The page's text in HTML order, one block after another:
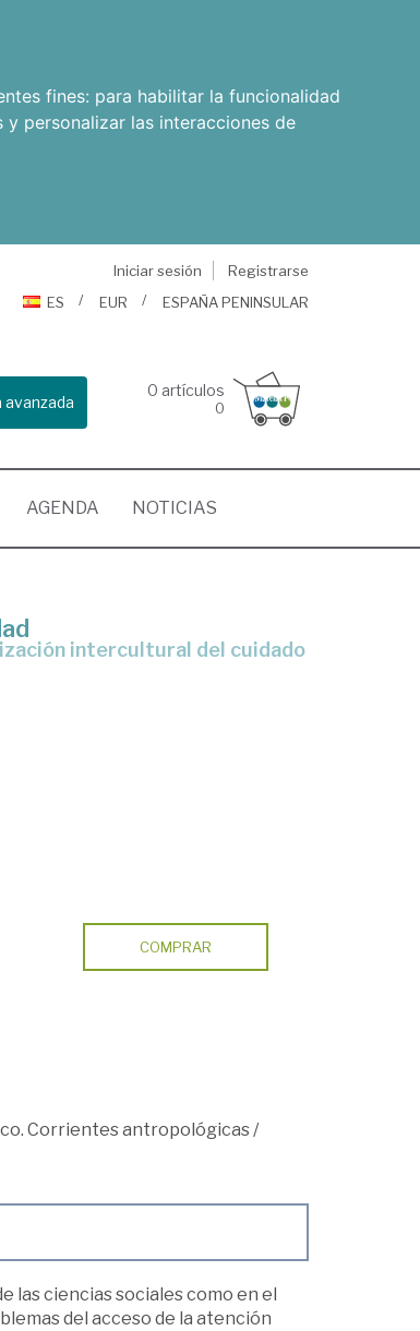
fines: para habilitar la funcionalidad
personalizar las interacciones de
Iniciar sesión
Registrarse
ES
EUR ESPAÑA PENINSULAR
avanzada
0 artículos
0
AGENDA NOTICIAS
intercultural del cuidado
COMPRAR
Corrientes antropológicas/
las ciencias sociales como en el
del acceso de la atención